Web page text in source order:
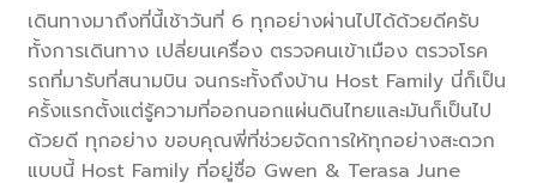
เดินทางมาถึงที่นี้เช้าวันที่ 6 ทุกอย่างผ่านไปได้ด้วยดีครับ
ทั้งการเดินทาง เปลี่ยนเครื่อง ตรวจคนเข้าเมือง ตรวจโรค
รถที่มารับที่สนามบิน จนกระทั้งถึงบ้าน Host Family นี่ก็เป็น
ครั้งแรกตั้งแต่รู้ความที่ออกนอกแผ่นดินไทยและมันก็เป็นไป
ด้วยดี ทุกอย่าง ขอบคุณพี่ที่ช่วยจัดการให้ทุกอย่างสะดวก
แบบนี้ Host Family ที่อยู่ชื่อ Gwen & Terasa June